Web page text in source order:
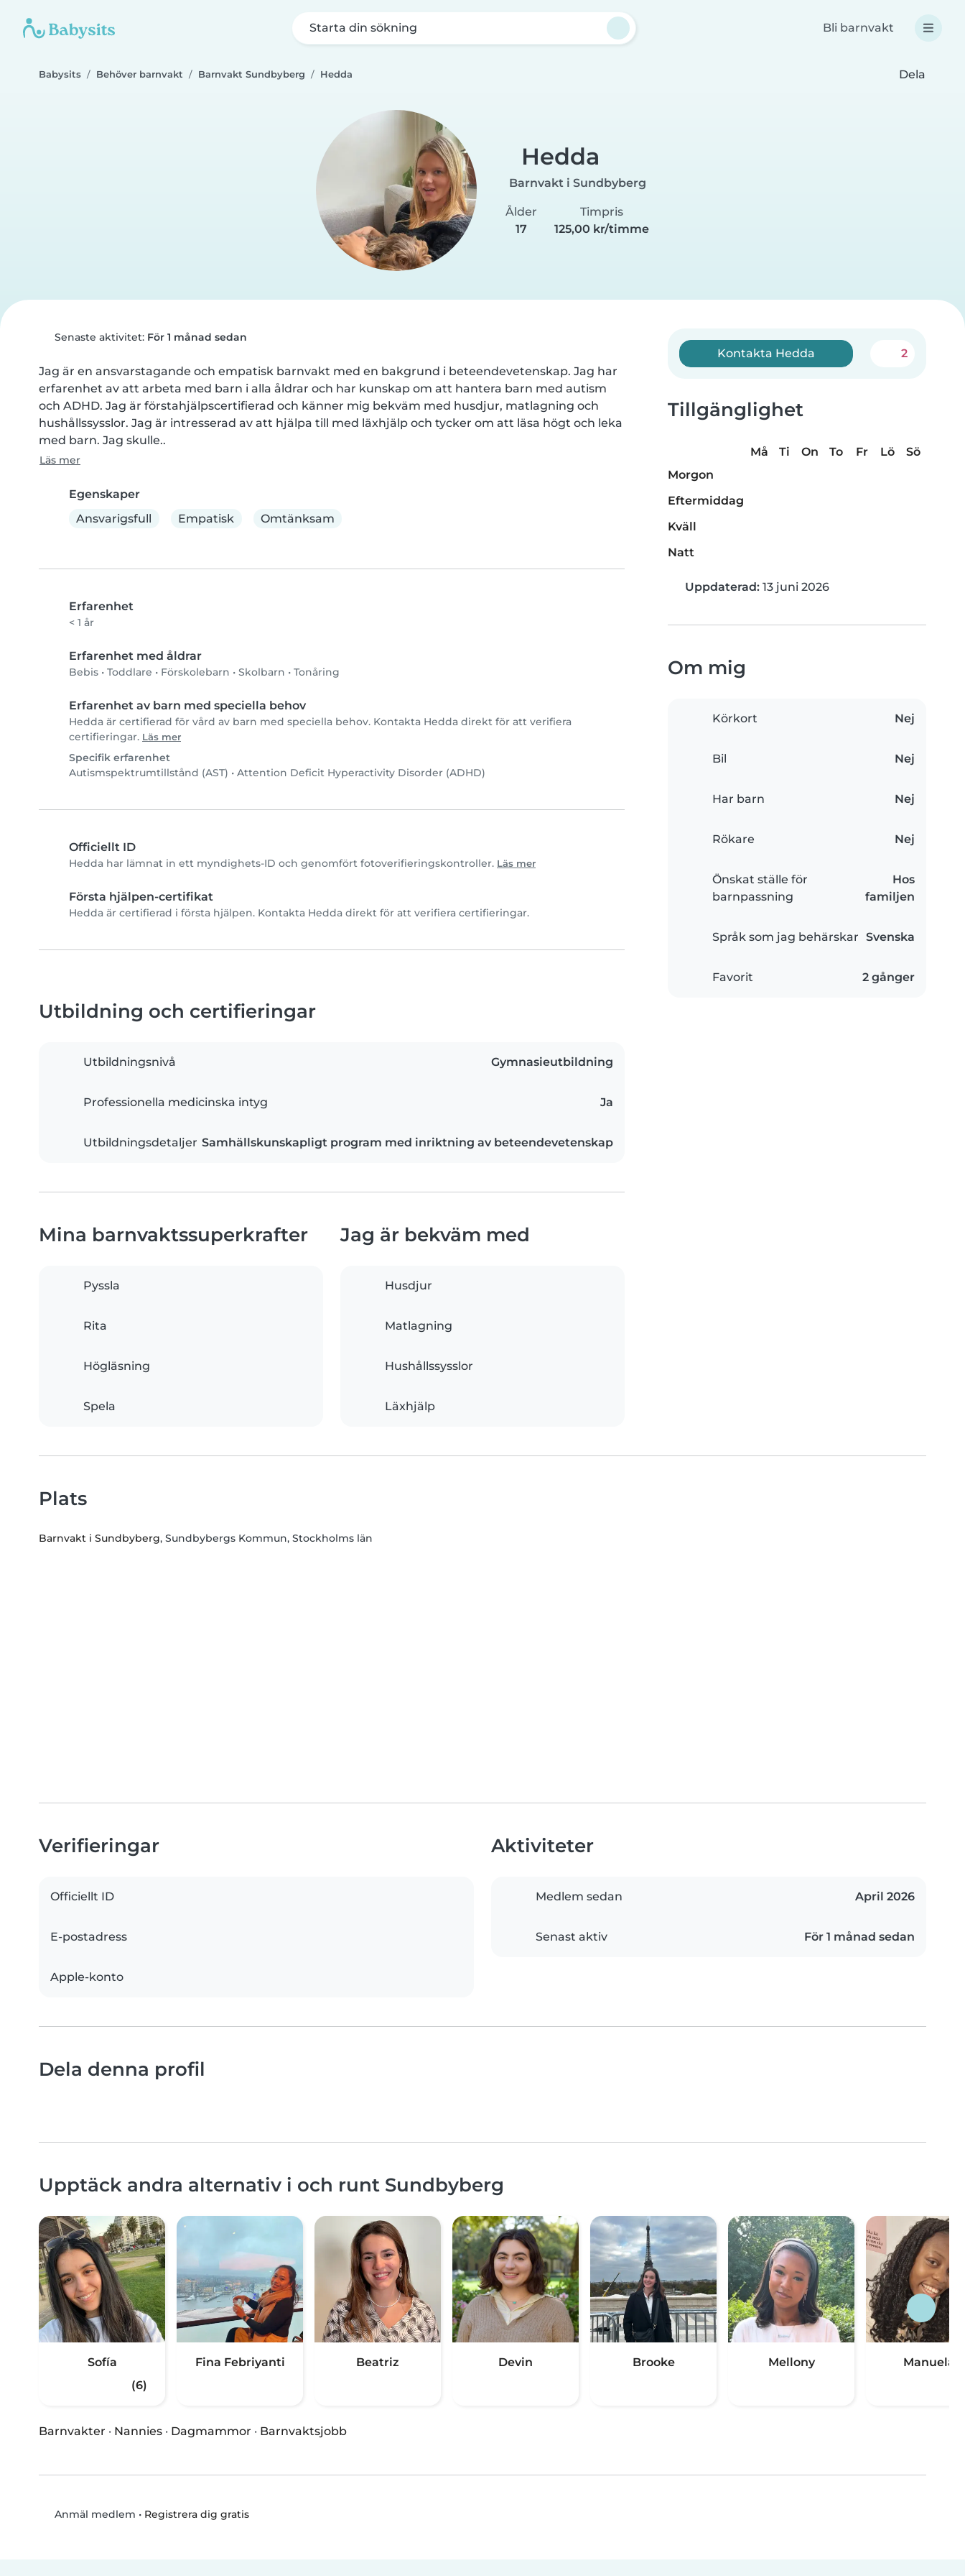
Starta din sökning Bli barnvakt
Babysits Behöver barnvakt Barnvakt Sundbyberg Hedda Dela
Hedda
Barnvakt i Sundbyberg
Ålder
17
Timpris
125,00 kr/timme
Senaste aktivitet: För 1 månad sedan
Jag är en ansvarstagande och empatisk barnvakt med en bakgrund i beteendevetenskap. Jag har
erfarenhet av att arbeta med barn i alla åldrar och har kunskap om att hantera barn med autism
och ADHD. Jag är förstahjälpscertifierad och känner mig bekväm med husdjur, matlagning och
hushållssysslor. Jag är intresserad av att hjälpa till med läxhjälp och tycker om att läsa högt och leka
med barn. Jag skulle..
Läs mer
Egenskaper
Ansvarigsfull
Empatisk Omtänksam
Erfarenhet
< 1 år
Erfarenhet med åldrar
Bebis • Toddlare • Förskolebarn • Skolbarn • Tonåring
Erfarenhet av barn med speciella behov
Hedda är certifierad för vård av barn med speciella behov. Kontakta Hedda direkt för att verifiera
certifieringar. Läs mer
Specifik erfarenhet
Autismspektrumtillstånd (AST) • Attention Deficit Hyperactivity Disorder (ADHD)
Officiellt ID
Hedda har lämnat in ett myndighets-ID och genomfört fotoverifieringskontroller. Läs mer
Första hjälpen-certifikat
Hedda är certifierad i första hjälpen. Kontakta Hedda direkt för att verifiera certifieringar.
Kontakta Hedda 2
Tillgänglighet
Må Ti On To Fr Lö
Sö
Morgon
Eftermiddag
Kväll
Natt
Uppdaterad: 13 juni 2026
Om mig
Körkort Nej
Bil Nej
Har barn Nej
Rökare Nej
Önskat ställe för
barnpassning
Hos
familjen
Språk som jag behärskar Svenska
Favorit 2 gånger
Utbildning och certifieringar
Utbildningsnivå Gymnasieutbildning
Professionella medicinska intyg Ja
Utbildningsdetaljer Samhällskunskapligt program med inriktning av beteendevetenskap
Mina barnvaktssuperkrafter
Pyssla
Rita
Högläsning
Spela
Jag är bekväm med
Husdjur
Matlagning
Hushållssysslor
Läxhjälp
Plats
Barnvakt i Sundbyberg, Sundbybergs Kommun, Stockholms län
Verifieringar
Officiellt ID
E-postadress
Apple-konto
Aktiviteter
Medlem sedan April 2026
Senast aktiv För 1 månad sedan
Dela denna profil
Upptäck andra alternativ i och runt Sundbyberg
Sofía
(6)
Fina Febriyanti Beatriz Devin Brooke Mellony Manuela
Barnvakter · Nannies · Dagmammor · Barnvaktsjobb
Anmäl medlem • Registrera dig gratis